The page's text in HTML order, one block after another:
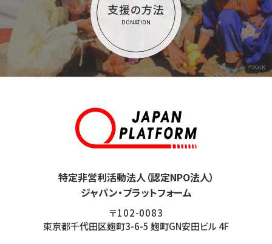
支援の方法
DONATION
©KnK
特定非営利活動法人（認定NPO法人）
ジャパン・プラットフォーム
〒102-0083
東京都千代田区麹町3-6-5 麹町GN安田ビル 4F